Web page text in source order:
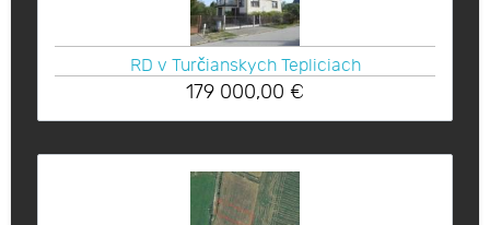
RD v Turčianskych Tepliciach
179 000,00 €